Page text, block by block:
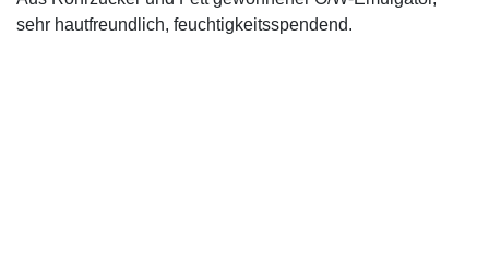
sehr hautfreundlich, feuchtigkeitsspendend.